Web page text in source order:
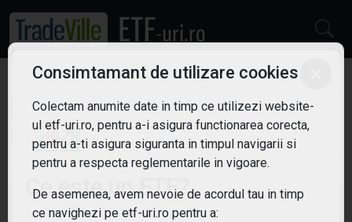
ETF: Robotica si
automatizari
Filtreaza
Ce este un ETF?
Consimtamant de utilizare cookies
Colectam anumite date in timp ce utilizezi website-
ul etf-uri.ro, pentru a-i asigura functionarea corecta,
pentru a-ti asigura siguranta in timpul navigarii si
pentru a respecta reglementarile in vigoare.
De asemenea, avem nevoie de acordul tau in timp
ce navighezi pe etf-uri.ro pentru a: